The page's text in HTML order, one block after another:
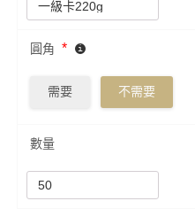
圓角 *
需要 不需要
數量